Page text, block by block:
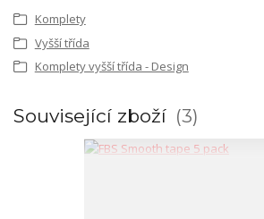
Komplety
Vyšší třída
Komplety vyšší třída - Design
Související zboží 3